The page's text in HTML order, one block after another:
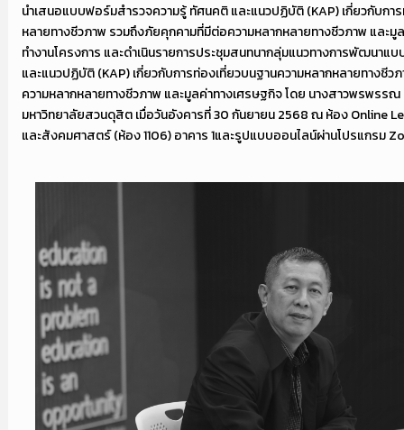
นำเสนอแบบฟอร์มสำรวจความรู้ ทัศนคติ และแนวปฏิบัติ (KAP) เกี่ยวกับกา
หลายทางชีวภาพ รวมถึงภัยคุกคามที่มีต่อความหลากหลายทางชีวภาพ และมู
ทำงานโครงการ และดำเนินรายการประชุมสนทนากลุ่มแนวทางการพัฒนา
และแนวปฏิบัติ (KAP) เกี่ยวกับการท่องเที่ยวบนฐานความหลากหลายทางชี
ความหลากหลายทางชีวภาพ และมูลค่าทางเศรษฐกิจ โดย นางสาวพรพรร
มหาวิทยาลัยสวนดุสิต เมื่อวันอังคารที่ 30 กันยายน 2568 ณ ห้อง Online
และสังคมศาสตร์ (ห้อง 1106) อาคาร 1และรูปแบบออนไลน์ผ่านโปรแกรม